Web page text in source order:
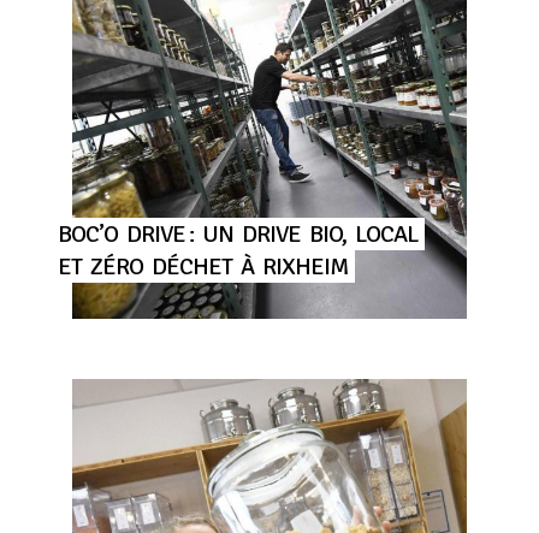
BOC’O DRIVE : UN DRIVE BIO, LOCAL
ET ZÉRO DÉCHET À RIXHEIM